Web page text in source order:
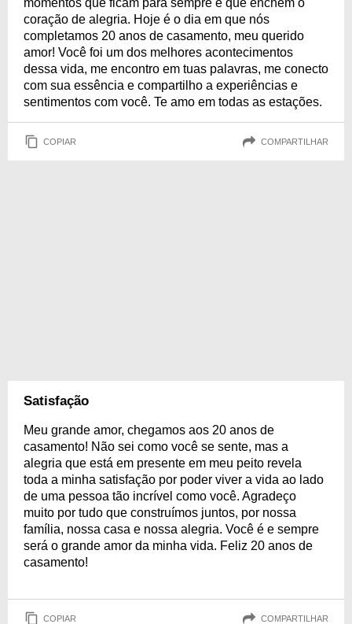
momentos que ficam para sempre e que enchem o
coração de alegria. Hoje é o dia em que nós
completamos 20 anos de casamento, meu querido
amor! Você foi um dos melhores acontecimentos
dessa vida, me encontro em tuas palavras, me conecto
com sua essência e compartilho a experiências e
sentimentos com você. Te amo em todas as estações.
COPIAR COMPARTILHAR
Satisfação
Meu grande amor, chegamos aos 20 anos de
casamento! Não sei como você se sente, mas a
alegria que está em presente em meu peito revela
toda a minha satisfação por poder viver a vida ao lado
de uma pessoa tão incrível como você. Agradeço
muito por tudo que construímos juntos, por nossa
família, nossa casa e nossa alegria. Você é e sempre
será o grande amor da minha vida. Feliz 20 anos de
casamento!
COPIAR COMPARTILHAR